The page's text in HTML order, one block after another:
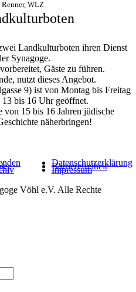
WLZ
Landkulturboten ihren Dienst
Synagoge.
Gäste zu führen.
nutzt dieses Angebot.
9) ist von Montag bis Freitag
bis 16 Uhr geöffnet.
15 bis 16 Jahren jüdische
näherbringen!
Datenschutzerklärung
Barrierefreiheit
Impressum
Vöhl e.V. Alle Rechte